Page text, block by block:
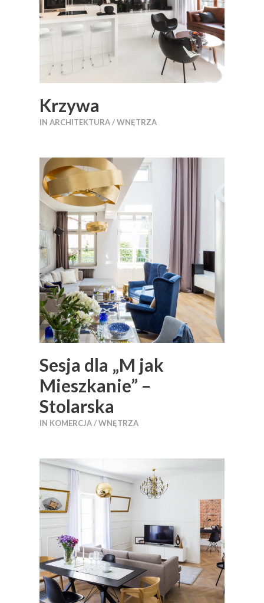
Krzywa
IN ARCHITEKTURA / WNĘTRZA
Sesja dla „M jak
Mieszkanie” –
Stolarska
IN KOMERCJA / WNĘTRZA